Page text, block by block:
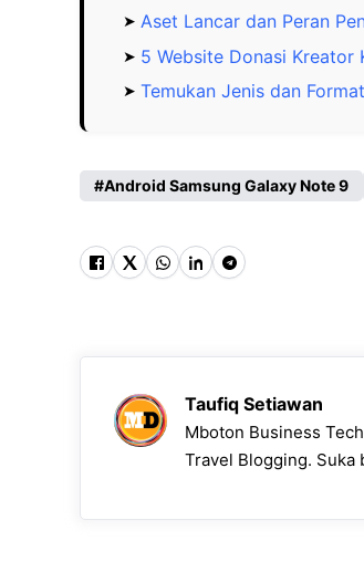
Aset Lancar dan Peran
5 Website Donasi Kreator
Temukan Jenis dan
Android Samsung Galaxy Note 9
Taufiq Setiawan
Mboton Business
Travel Blogging. Suka